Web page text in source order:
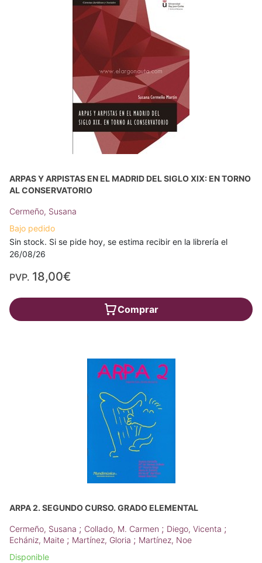
ARPAS Y ARPISTAS EN EL MADRID DEL SIGLO XIX: EN TORNO
AL CONSERVATORIO
Cermeño, Susana
Bajo pedido
Sin stock. Si se pide hoy, se estima recibir en la librería el
26/08/26
PVP. 18,00€
Comprar
ARPA 2. SEGUNDO CURSO. GRADO ELEMENTAL
Cermeño, Susana ; Collado, M. Carmen ; Diego, Vicenta ;
Echániz, Maite ; Martínez, Gloria ; Martínez, Noe
Disponible